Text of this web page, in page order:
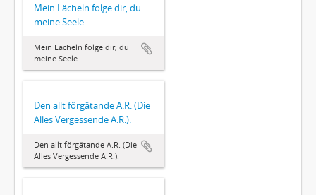
Mein Lächeln folge dir, du
meine Seele.
Mein Lächeln folge dir, du
meine Seele.
Den allt förgätande A.R. (Die
Alles Vergessende A.R.).
Den allt förgätande A.R. (Die
Alles Vergessende A.R.).